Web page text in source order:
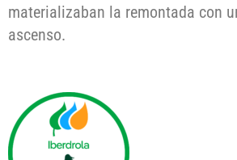
materializaban la remontada con
ascenso.